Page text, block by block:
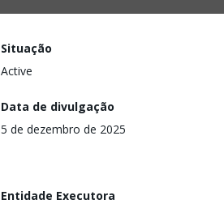
Situação
Active
Data de divulgação
5 de dezembro de 2025
Entidade Executora